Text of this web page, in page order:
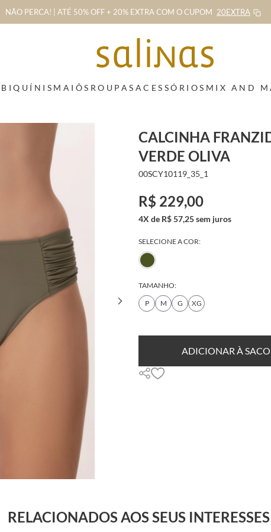
NÃO PERCA! | ATÉ 50% OFF + 20% EXTRA COM O CUPOM 20EXTRA
BIQUÍNIS MAIÔS ROUPAS ACESSÓRIOS MIX AND
CALCINHA
VERDE OLIVA
00SCY10119_35_1
R$ 229,00
4X de R$ 57,25 sem juros
SELECIONE A COR:
TAMANHO:
P
M G XG
ADICIONAR À
RELACIONADOS AOS SEUS INTERESSES